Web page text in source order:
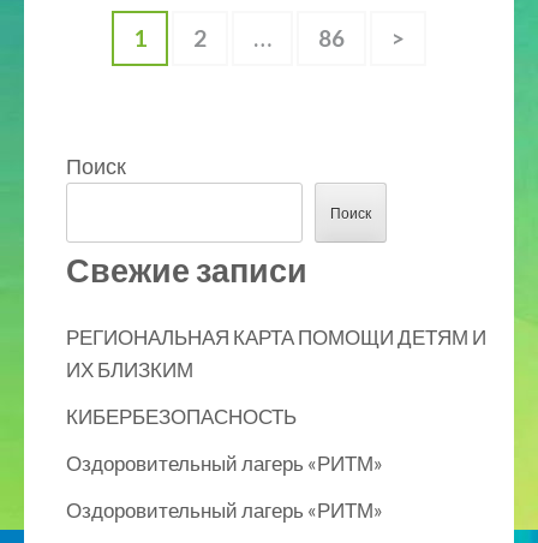
1 2 … 86 >
Поиск
Поиск
Свежие записи
РЕГИОНАЛЬНАЯ КАРТА ПОМОЩИ ДЕТЯМ И
ИХ БЛИЗКИМ
КИБЕРБЕЗОПАСНОСТЬ
Оздоровительный лагерь «РИТМ»
Оздоровительный лагерь «РИТМ»